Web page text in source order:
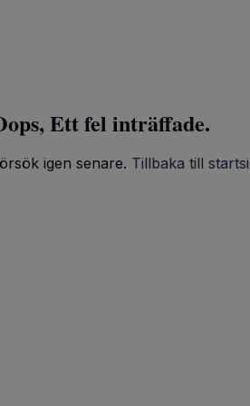
Ett fel inträffade.
igen senare. Tillbaka till